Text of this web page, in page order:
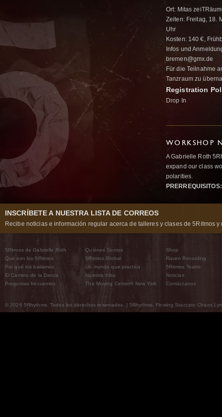
Ort: Mitas
Zeiten: Freitag,
Uhr
Kosten: 140 €,
Infos und
bremen@gmx.de
Für die Teilnahme
Tanzraum zu
Registration
Drop In
WORKSHOP
A Gabrielle Roth
expand our class
polarities.
PRERREQUISITOS:
INSCRÍBETE A NUESTRA LISTA DE CORREOS
Recibe noticias e información regular acerca de talleres y clases de 5Ritmos y
5Ritmos de Gabrielle Roth
Qué son los 5Ritmos
Por qué los bailamos
El Camino de la Danza
Preguntas frecuentes
Quiénes Somos
5Ritmos Global
Un mundo que practica
Nuestra tribu
The Moving Center® New York
Shop
Raven Recording
5Ritmos Teatro
Noticias
Contáctanos
© 2026 5Rhythms. Todos los derechos reservados. | 5Rhythms, Flowing Staccato Chaos